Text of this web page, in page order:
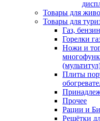
Товары для
Товары для
Газ,
Горелки
Ножи и
Плиты
Прочее
Рации и
Решётки